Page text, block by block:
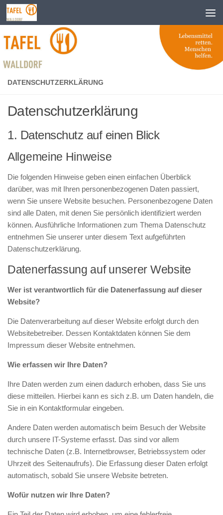
Zum Inhalt springen
DATENSCHUTZERKLÄRUNG
Datenschutzerklärung
1. Datenschutz auf einen Blick
Allgemeine Hinweise
Die folgenden Hinweise geben einen einfachen Überblick
darüber, was mit Ihren personenbezogenen Daten passiert,
wenn Sie unsere Website besuchen. Personenbezogene Daten
sind alle Daten, mit denen Sie persönlich identifiziert werden
können. Ausführliche Informationen zum Thema Datenschutz
entnehmen Sie unserer unter diesem Text aufgeführten
Datenschutzerklärung.
Datenerfassung auf unserer Website
Wer ist verantwortlich für die Datenerfassung auf dieser
Website?
Die Datenverarbeitung auf dieser Website erfolgt durch den
Websitebetreiber. Dessen Kontaktdaten können Sie dem
Impressum dieser Website entnehmen.
Wie erfassen wir Ihre Daten?
Ihre Daten werden zum einen dadurch erhoben, dass Sie uns
diese mitteilen. Hierbei kann es sich z.B. um Daten handeln, die
Sie in ein Kontaktformular eingeben.
Andere Daten werden automatisch beim Besuch der Website
durch unsere IT-Systeme erfasst. Das sind vor allem
technische Daten (z.B. Internetbrowser, Betriebssystem oder
Uhrzeit des Seitenaufrufs). Die Erfassung dieser Daten erfolgt
automatisch, sobald Sie unsere Website betreten.
Wofür nutzen wir Ihre Daten?